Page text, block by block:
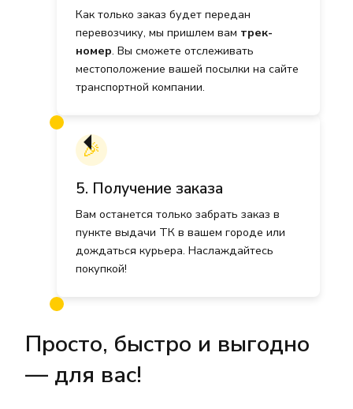
Как только заказ будет передан
перевозчику, мы пришлем вам трек-
номер. Вы сможете отслеживать
местоположение вашей посылки на сайте
транспортной компании.
🎉
5. Получение заказа
Вам останется только забрать заказ в
пункте выдачи ТК в вашем городе или
дождаться курьера. Наслаждайтесь
покупкой!
Просто, быстро и выгодно
— для вас!